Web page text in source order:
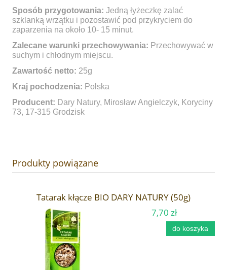
Sposób przygotowania: Jedną łyżeczkę zalać
szklanką wrzątku i pozostawić pod przykryciem do
zaparzenia na około 10- 15 minut.
Zalecane warunki przechowywania: Przechowywać w
suchym i chłodnym miejscu.
Zawartość netto: 25g
Kraj pochodzenia: Polska
Producent: Dary Natury, Mirosław Angielczyk, Koryciny
73, 17-315 Grodzisk
Produkty powiązane
Tatarak kłącze BIO DARY NATURY (50g)
7,70 zł
do koszyka